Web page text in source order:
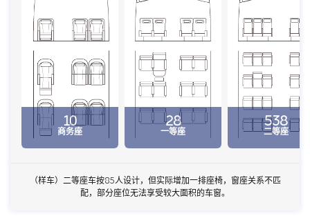
10
商务座
28
一等座
538
二等座
（样车）二等座车按85人设计，但实际增加一排座椅，窗座关系不匹
配，部分座位无法享受较大面积的车窗。